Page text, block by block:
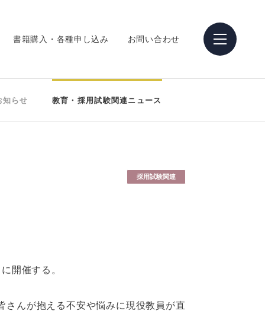
書籍購入・各種申し込み お問い合わせ
知らせ 教育・採用試験関連ニュース
採用試験関連
開催する。
んが抱える不安や悩みに現役教員が直